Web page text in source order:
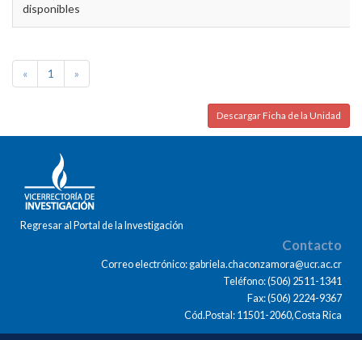
disponibles
« 1 »
Descargar Ficha de la Unidad
Regresar al Portal de la Investigación
Contacto
Correo electrónico: gabriela.chaconzamora@ucr.ac.cr
Teléfono: (506) 2511-1341
Fax: (506) 2224-9367
Cód.Postal: 11501-2060,Costa Rica